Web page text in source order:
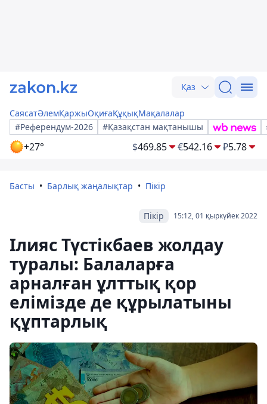
Қаз
СаясатӘлемҚаржыОқиғаҚұқықМақалалар
#Референдум-2026
#Қазақстан мақтанышы
+27° $469.85 €542.16 ₽5.78
Басты Барлық жаңалықтар Пікір
15:12, 01 қыркүйек 2022
Пікір
Ілияс Түстікбаев жолдау
туралы: Балаларға
арналған ұлттық қор
елімізде де құрылатыны
құптарлық